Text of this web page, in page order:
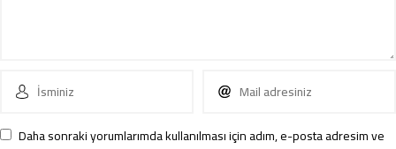
Daha sonraki yorumlarımda kullanılması için adım, e-posta adresim ve